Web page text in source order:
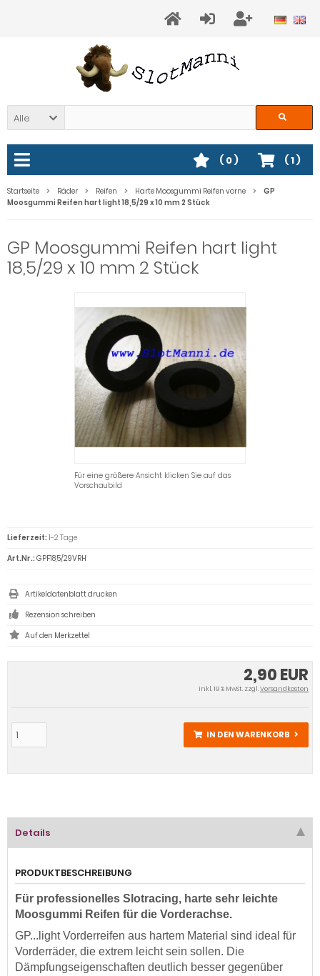
Alle
(1)
( 0)
Startseite Räder Reifen Harte Moosgummi Reifen vorne
GP
Moosgummi Reifen hart light 18,5/29 x 10 mm 2 Stück
GP Moosgummi Reifen hart light
18,5/29 x 10 mm 2 Stück
Für eine größere Ansicht klicken Sie auf das
Vorschaubild
2,90 EUR
inkl. 19 % MwSt. zzgl.Versandkosten
IN DEN WARENKORB
Lieferzeit: 1-2 Tage
Art.Nr.: GPF18,5/29VRH
Artikeldatenblatt drucken
Rezension schreiben
Details
PRODUKTBESCHREIBUNG
Für professionelles Slotracing, harte sehr leichte
Moosgummi Reifen für die Vorderachse.
GP...light Vorderreifen aus hartem Material sind ideal für
Vorderräder, die extrem leicht sein sollen. Die
Dämpfungseigenschaften deutlich besser gegenüber